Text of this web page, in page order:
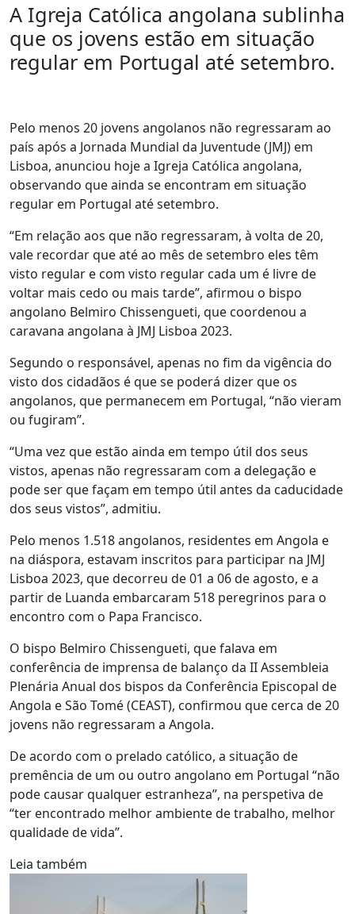
A Igreja Católica angolana sublinha
que os jovens estão em situação
regular em Portugal até setembro.
Pelo menos 20 jovens angolanos não regressaram ao
país após a Jornada Mundial da Juventude (JMJ) em
Lisboa, anunciou hoje a Igreja Católica angolana,
observando que ainda se encontram em situação
regular em Portugal até setembro.
“Em relação aos que não regressaram, à volta de 20,
vale recordar que até ao mês de setembro eles têm
visto regular e com visto regular cada um é livre de
voltar mais cedo ou mais tarde”, afirmou o bispo
angolano Belmiro Chissengueti, que coordenou a
caravana angolana à JMJ Lisboa 2023.
Segundo o responsável, apenas no fim da vigência do
visto dos cidadãos é que se poderá dizer que os
angolanos, que permanecem em Portugal, “não vieram
ou fugiram”.
“Uma vez que estão ainda em tempo útil dos seus
vistos, apenas não regressaram com a delegação e
pode ser que façam em tempo útil antes da caducidade
dos seus vistos”, admitiu.
Pelo menos 1.518 angolanos, residentes em Angola e
na diáspora, estavam inscritos para participar na JMJ
Lisboa 2023, que decorreu de 01 a 06 de agosto, e a
partir de Luanda embarcaram 518 peregrinos para o
encontro com o Papa Francisco.
O bispo Belmiro Chissengueti, que falava em
conferência de imprensa de balanço da II Assembleia
Plenária Anual dos bispos da Conferência Episcopal de
Angola e São Tomé (CEAST), confirmou que cerca de 20
jovens não regressaram a Angola.
De acordo com o prelado católico, a situação de
premência de um ou outro angolano em Portugal “não
pode causar qualquer estranheza”, na perspetiva de
“ter encontrado melhor ambiente de trabalho, melhor
qualidade de vida”.
Leia também